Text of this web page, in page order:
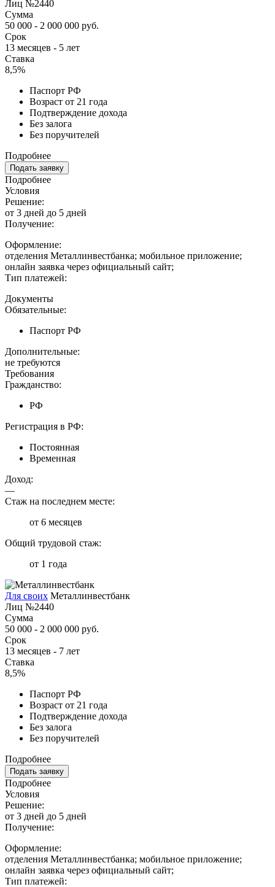
Лиц №2440
Сумма
50 000 - 2 000 000 руб.
Срок
13 месяцев - 5 лет
Ставка
8,5%
Паспорт РФ
Возраст от 21 года
Подтверждение дохода
Без залога
Без поручителей
Подробнее
Подать заявку
Подробнее
Условия
Решение:
от 3 дней до 5 дней
Получение:
Оформление:
отделения Металлинвестбанка; мобильное приложение;
онлайн заявка через официальный сайт;
Тип платежей:
Документы
Обязательные:
Паспорт РФ
Дополнительные:
не требуются
Требования
Гражданство:
РФ
Регистрация в РФ:
Постоянная
Временная
Доход:
—
Стаж на последнем месте:
от 6 месяцев
Общий трудовой стаж:
от 1 года
Для своих Металлинвестбанк
Лиц №2440
Сумма
50 000 - 2 000 000 руб.
Срок
13 месяцев - 7 лет
Ставка
8,5%
Паспорт РФ
Возраст от 21 года
Подтверждение дохода
Без залога
Без поручителей
Подробнее
Подать заявку
Подробнее
Условия
Решение:
от 3 дней до 5 дней
Получение:
Оформление:
отделения Металлинвестбанка; мобильное приложение;
онлайн заявка через официальный сайт;
Тип платежей: